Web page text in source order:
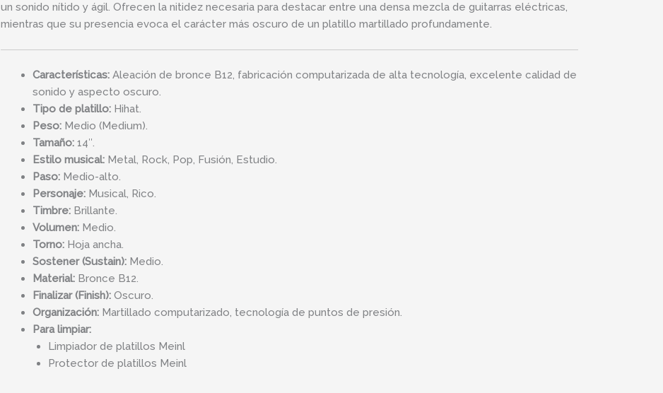
un sonido nítido y ágil. Ofrecen la nitidez necesaria para destacar entre una densa mezcla de guitarras eléctricas,
mientras que su presencia evoca el carácter más oscuro de un platillo martillado profundamente.
Características:Aleación de bronce B12, fabricación computarizada de alta tecnología, excelente calidad de
sonido y aspecto oscuro.
Tipo de platillo:Hihat.
Peso:Medio (Medium).
Tamaño:14″.
Estilo musical:Metal, Rock, Pop, Fusión, Estudio.
Paso:Medio-alto.
Personaje:Musical, Rico.
Timbre:Brillante.
Volumen:Medio.
Torno:Hoja ancha.
Sostener (Sustain):Medio.
Material:Bronce B12.
Finalizar (Finish):Oscuro.
Organización:Martillado computarizado, tecnología de puntos de presión.
Para limpiar:
Limpiador de platillos Meinl
Protector de platillos Meinl